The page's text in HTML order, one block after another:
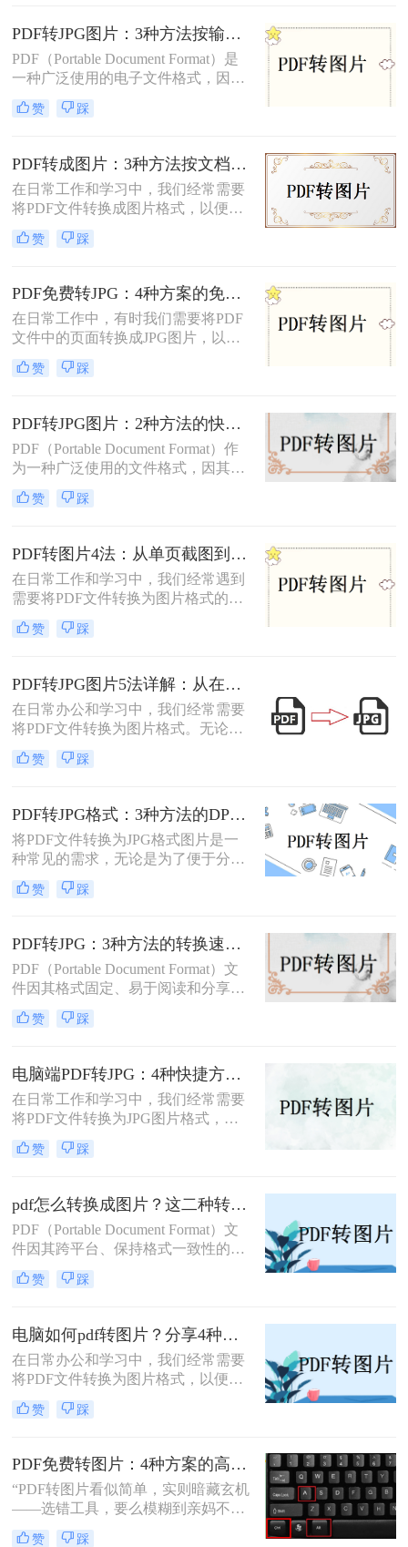
换成JPG图片的方法。
PDF转JPG图片：3种方法按输出质量和批量需求选择！
PDF（Portable Document Format）是
一种广泛使用的电子文件格式，因其
跨平台性和良好的排版效果而受到青
睐。然而，在某些情况下，我们可能
式，以便更方便地在不同设备或软件
上进行查看和编辑。那么pdf怎么转换
成jpg图片呢？本文将介绍四种常用的
将PDF文件转换为JPG图片的方法，
帮助您根据不同的需求选择最合适的
方式。
赞 踩
PDF转成图片：3种方法按文档类型（纯文本/图文/扫描件）选择！
在日常工作和学习中，我们经常需要
将PDF文件转换成图片格式，以便于
分享、打印或进行其他编辑操作。那
么pdf转成图片怎么转呢？本文将介绍
赞 踩
PDF免费转JPG：4种方案的免费次数、文件限制和效果对照！
在日常工作中，有时我们需要将PDF
文件中的页面转换成JPG图片，以便
在不同的应用场景中使用。那么怎么
把pdf转换成jpg图片免费呢？本文将
轻松完成PDF到JPG的转换。
赞 踩
PDF转JPG图片：2种方法的快捷操作和格式选择要点！
PDF（Portable Document Format）作
为一种广泛使用的文件格式，因其跨
平台、不易被篡改的特性而备受青
睐。然而，在某些情况下，我们可能
便于在更多设备上查看、分享或进行
编辑。那么怎么将pdf转换成jpg图片
呢？本文将介绍两种将PDF转换成
JPG图片的方法，包括使用专业软件
和在线转换工具，帮助大家轻松应对
这一需求。
赞 踩
PDF转图片4法：从单页截图到批量导出的完整操作路径！
在日常工作和学习中，我们经常遇到
需要将PDF文件转换为图片格式的情
况。无论是制作PPT素材、在社交媒
体分享资料，还是在不方便打开PDF
把PDF转成图片都是一项必备技能。
本文将详细介绍4种实用的转换方
法，帮助您快速掌握这项技能。
赞 踩
PDF转JPG图片5法详解：从在线工具到桌面端全路径对比！
在日常办公和学习中，我们经常需要
将PDF文件转换为图片格式。无论是
为了方便分享、嵌入演示文稿，还是
为了保护文档内容不被随意编辑，掌
实用的技能。本文将详细介绍5种经
过验证的有效方法，帮助您根据不同
场景选择最适合的解决方案。
赞 踩
PDF转JPG格式：3种方法的DPI设置和清晰度调节技巧！
将PDF文件转换为JPG格式图片是一
种常见的需求，无论是为了便于分
享、编辑还是其他用途。那么PDF转
jpg格式图片怎么弄呢？本文将介绍一
赞 踩
PDF转JPG：3种方法的转换速度、清晰度和文件体积对比！
PDF（Portable Document Format）文
件因其格式固定、易于阅读和分享而
广受欢迎。然而，在某些情况下，我
们可能需要将PDF文件转换为JPG图
享或嵌入到其他文档中。那么pdf怎么
转换成jpg呢？本文将介绍三种将PDF
转换成JPG的实用方法。
赞 踩
电脑端PDF转JPG：4种快捷方法的操作步骤和常见格式问题！
在日常工作和学习中，我们经常需要
将PDF文件转换为JPG图片格式，以
便于在网页上分享、在演示中插入或
简单地打印出来。那么电脑怎么把pdf
同的方法，帮助你在电脑上轻松完成
PDF到JPG的转换。
赞 踩
pdf怎么转换成图片？这二种转换方法较为实用！
PDF（Portable Document Format）文
件因其跨平台、保持格式一致性的特
性而被广泛使用。然而，在某些情况
下，我们可能希望将PDF内容转换为
印。那么pdf怎么转换成图片呢？本文
将介绍两种将PDF转换成图片的方
法。
赞 踩
电脑如何pdf转图片？分享4种常见方法~！
在日常办公和学习中，我们经常需要
将PDF文件转换为图片格式，以便更
好地进行分享、编辑或保存。那么电
脑如何pdf转图片呢？本文介绍四种常
赞 踩
PDF免费转图片：4种方案的高清输出设置和无损转换要点！
“PDF转图片看似简单，实则暗藏玄机
——选错工具，要么模糊到亲妈不
认，要么操作复杂到怀疑人生。那么
赞 踩